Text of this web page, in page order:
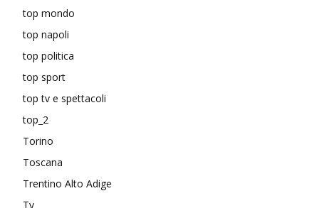
top mondo
top napoli
top politica
top sport
top tv e spettacoli
top_2
Torino
Toscana
Trentino Alto Adige
Tv